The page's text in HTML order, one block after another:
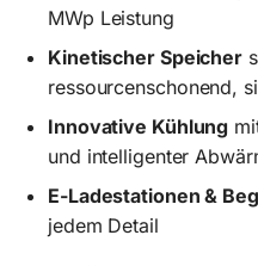
MWp Leistung
Kinetischer Speicher
ressourcenschonend,
Innovative Kühlung
und intelligenter
E-Ladestationen &
jedem Detail